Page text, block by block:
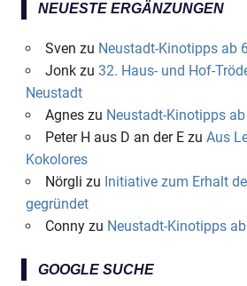
NEUESTE ERGÄNZUNGEN
Sven zu Neustadt-Kinotipps ab
Jonkzu 32. Haus- und Hof-
Neustadt
Agneszu Neustadt-Kinotipps
Peter H aus D an der Ezu Aus
Kokolores
Nörgli zu Initiative zum Erhalt
gegründet
Connyzu Neustadt-Kinotipps
GOOGLE SUCHE